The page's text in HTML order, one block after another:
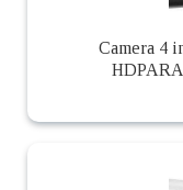
Camera 4